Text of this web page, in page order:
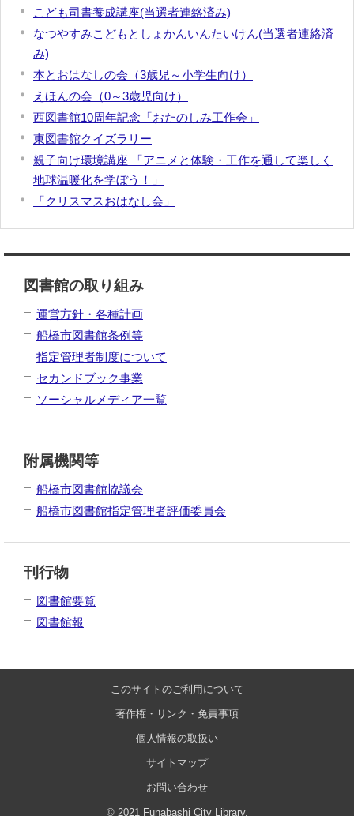
こども司書養成講座(当選者連絡済み)
なつやすみこどもとしょかんいんたいけん(当選者連絡済
み)
本とおはなしの会（3歳児～小学生向け）
えほんの会（0～3歳児向け）
西図書館10周年記念「おたのしみ工作会」
東図書館クイズラリー
親子向け環境講座 「アニメと体験・工作を通して楽しく
地球温暖化を学ぼう！」
「クリスマスおはなし会」
図書館の取り組み
運営方針・各種計画
船橋市図書館条例等
指定管理者制度について
セカンドブック事業
ソーシャルメディア一覧
附属機関等
船橋市図書館協議会
船橋市図書館指定管理者評価委員会
刊行物
図書館要覧
図書館報
このサイトのご利用について
著作権・リンク・免責事項
個人情報の取扱い
サイトマップ
お問い合わせ
© 2021 Funabashi City Library.